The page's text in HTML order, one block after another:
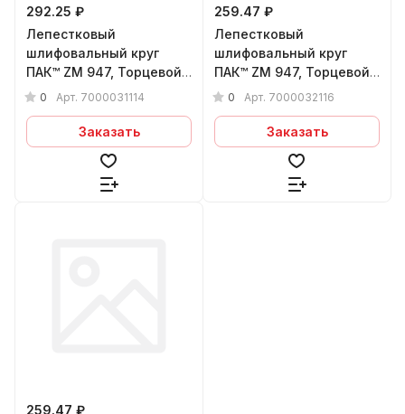
292.25 ₽
Лепестковый
шлифовальный круг
ПАК™ ZM 947, Торцевой,
Плоский, Ø125х22 мм,
0 Арт. 7000031114
Заказать
259.47 ₽
Лепестковый
шлифовальный круг
ПАК™ ZM 947, Торцевой,
Конический, (арт.3М
0 Арт. 7000032116
Заказать
259.47 ₽